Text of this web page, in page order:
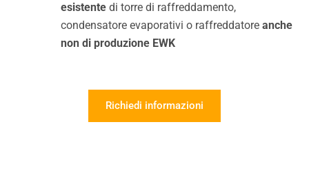
esistente di torre di raffreddamento,
condensatore evaporativi o raffreddatore anche
non di produzione EWK
Richiedi informazioni